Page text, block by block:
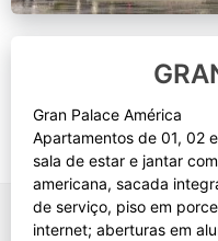
Gran Palace América
Apartamentos de 01, 02
sala de estar e jantar
americana, sacada
de serviço, piso em
internet; aberturas em